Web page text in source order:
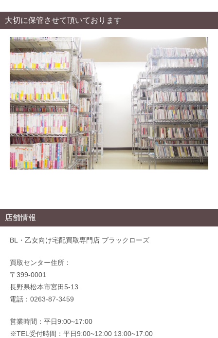
大切に保管させて頂いております
店舗情報
BL・乙女向け宅配買取専門店 ブラックローズ
買取センター住所：
〒399-0001
長野県松本市宮田5-13
電話：0263-87-3459
営業時間：平日9:00~17:00
※TEL受付時間：平日9:00~12:00 13:00~17:00